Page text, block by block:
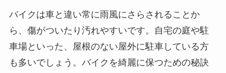
バイクは車と違い常に雨風にさらされることか
ら、傷がついたり汚れやすいです。自宅の庭や駐
車場といった、屋根のない屋外に駐車している方
も多いでしょう。バイクを綺麗に保つための秘訣